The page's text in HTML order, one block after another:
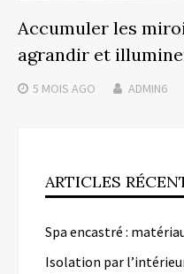
Accumuler les
agrandir et
5 MOIS AGO ADMIN6
ARTICLES
Spa encastré :
Isolation par